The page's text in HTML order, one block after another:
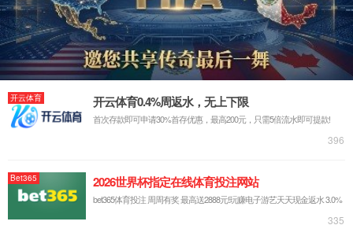
齿轮油